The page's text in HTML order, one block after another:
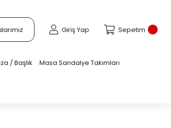
Giriş Yap Sepetim
/ Başlık Masa Sandalye Takımları